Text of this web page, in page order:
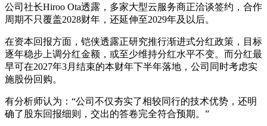
公司社长Hiroo Ota透露，多家大型云服务商正洽谈签约，合作
周期不只覆盖2028财年，还延伸至2029年及以后。
在资本回报方面，铠侠透露正研究推行渐进式分红政策，目标
逐年稳步上调分红金额，或至少维持分红水平不变。而分红最
早可在2027年3月结束的本财年下半年落地，公司同时考虑实
施股份回购。
有分析师认为：“公司不仅夯实了相较同行的技术优势，还明
确了股东回报细则，交出的答卷完全符合预期。”